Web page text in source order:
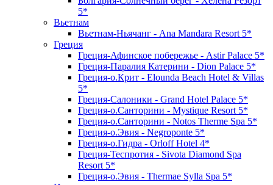
5*
Вьетнам
Вьетнам-Ньячанг - Ana Mandara Resort 5*
Греция
Греция-Афинское побережье - Astir Palace 5*
Греция-Паралия Катерини - Dion Palace 5*
Греция-о.Крит - Elounda Beach Hotel & Villas
5*
Греция-Салоники - Grand Hotel Palace 5*
Греция-о.Санторини - Mystique Resort 5*
Греция-о.Санторини - Notos Therme Spa 5*
Греция-о.Эвия - Negroponte 5*
Греция-о.Гидра - Orloff Hotel 4*
Греция-Теспротия - Sivota Diamond Spa
Resort 5*
Греция-о.Эвия - Thermae Sylla Spa 5*